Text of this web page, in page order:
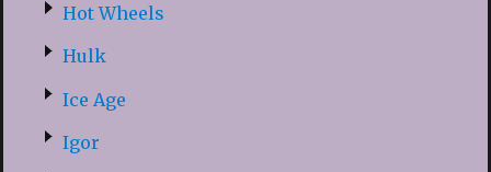
Hot Wheels
Hulk
Ice Age
Igor